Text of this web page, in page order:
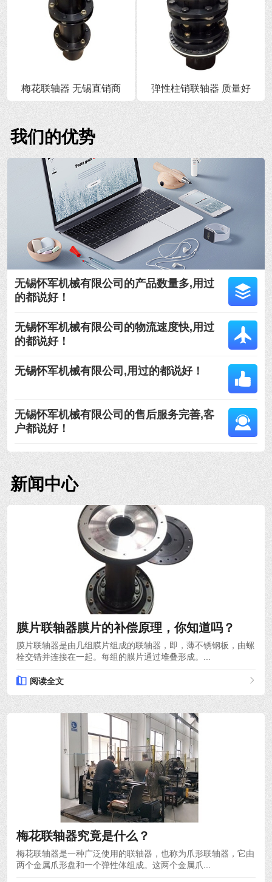
梅花联轴器 无锡直销商 弹性柱销联轴器 质量好
我们的优势
无锡怀军机械有限公司的产品数量多,用过
的都说好！
无锡怀军机械有限公司的物流速度快,用过
的都说好！
无锡怀军机械有限公司,用过的都说好！
无锡怀军机械有限公司的售后服务完善,客
户都说好！
新闻中心
膜片联轴器膜片的补偿原理，你知道吗？
膜片联轴器是由几组膜片组成的联轴器，即，薄不锈钢板，由螺
栓交错并连接在一起。每组的膜片通过堆叠形成。...
阅读全文
梅花联轴器究竟是什么？
梅花联轴器是一种广泛使用的联轴器，也称为爪形联轴器，它由
两个金属爪形盘和一个弹性体组成。这两个金属爪...